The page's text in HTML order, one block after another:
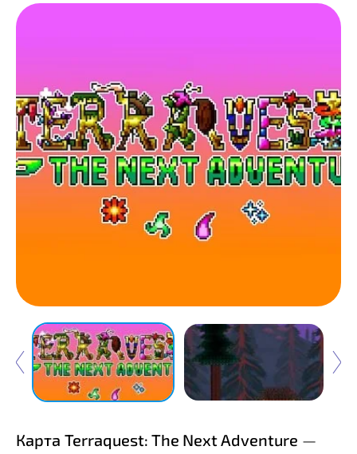
Карта Terraquest: The Next Adventure —